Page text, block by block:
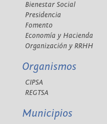
Bienestar Social
Presidencia
Fomento
Economía y Hacienda
Organización y RRHH
Organismos
CIPSA
REGTSA
Municipios